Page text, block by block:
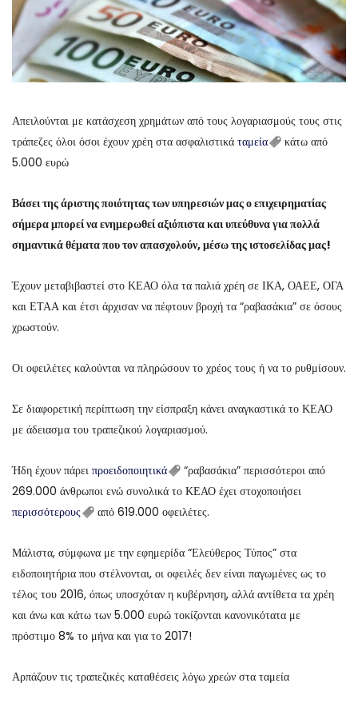
Απειλούνται με κατάσχεση χρημάτων από τους λογαριασμούς τους στις
τράπεζες όλοι όσοι έχουν χρέη στα ασφαλιστικά ταμεία
κάτω από
5.000 ευρώ
Βάσει της άριστης ποιότητας των υπηρεσιών μας ο επιχειρηματίας
σήμερα μπορεί να ενημερωθεί αξιόπιστα και υπεύθυνα για πολλά
σημαντικά θέματα που τον απασχολούν, μέσω της ιστοσελίδας μας!
Έχουν μεταβιβαστεί στο ΚΕΑΟ όλα τα παλιά χρέη σε ΙΚΑ, ΟΑΕΕ, ΟΓΑ
και ΕΤΑΑ και έτσι άρχισαν να πέφτουν βροχή τα “ραβασάκια” σε όσους
χρωστούν.
Οι οφειλέτες καλούνται να πληρώσουν το χρέος τους ή να το ρυθμίσουν.
Σε διαφορετική περίπτωση την είσπραξη κάνει αναγκαστικά το ΚΕΑΟ
με άδειασμα του τραπεζικού λογαριασμού.
Ήδη έχουν πάρει προειδοποιητικά
“ραβασάκια” περισσότεροι από
269.000 άνθρωποι ενώ συνολικά το ΚΕΑΟ έχει στοχοποιήσει
περισσότερους
από 619.000 οφειλέτες.
Μάλιστα, σύμφωνα με την εφημερίδα “Ελεύθερος Τύπος” στα
ειδοποιητήρια που στέλνονται, οι οφειλές δεν είναι παγωμένες ως το
τέλος του 2016, όπως υποσχόταν η κυβέρνηση, αλλά αντίθετα τα χρέη
και άνω και κάτω των 5.000 ευρώ τοκίζονται κανονικότατα με
πρόστιμο 8% το μήνα και για το 2017!
Αρπάζουν τις τραπεζικές καταθέσεις λόγω χρεών στα ταμεία